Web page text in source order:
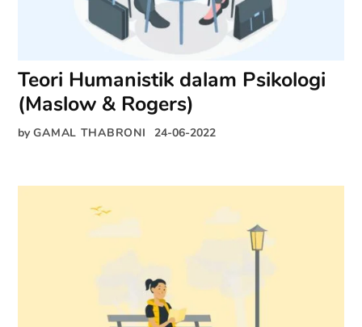
Teori Humanistik dalam Psikologi
(Maslow & Rogers)
by GAMAL THABRONI 24-06-2022